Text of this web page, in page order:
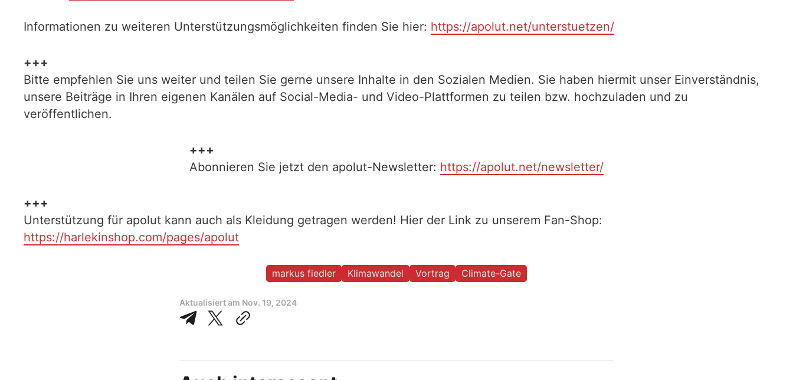
Informationen zu weiteren Unterstützungsmöglichkeiten finden Sie hier: https://apolut.net/unterstuetzen/
+++
Bitte empfehlen Sie uns weiter und teilen Sie gerne unsere Inhalte in den Sozialen Medien. Sie haben hiermit unser Einverständnis,
unsere Beiträge in Ihren eigenen Kanälen auf Social-Media- und Video-Plattformen zu teilen bzw. hochzuladen und zu
veröffentlichen.
+++
Abonnieren Sie jetzt den apolut-Newsletter: https://apolut.net/newsletter/
+++
Unterstützung für apolut kann auch als Kleidung getragen werden! Hier der Link zu unserem Fan-Shop:
https://harlekinshop.com/pages/apolut
markus fiedler Klimawandel Vortrag Climate-Gate
Aktualisiert am Nov. 19, 2024